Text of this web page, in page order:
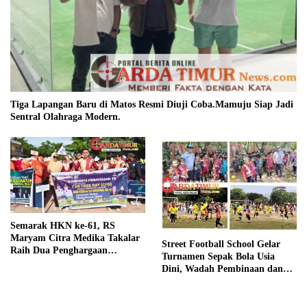
Tiga Lapangan Baru di Matos Resmi Diuji Coba.Mamuju Siap Jadi
Sentral Olahraga Modern.
Semarak HKN ke-61, RS
Maryam Citra Medika Takalar
Raih Dua Penghargaan
Street Football School Gelar
Turnamen Sepak Bola Usia
Dini, Wadah Pembinaan dan